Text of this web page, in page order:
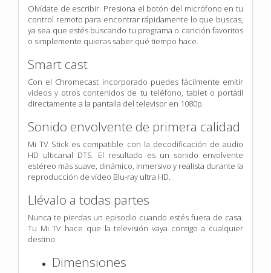
Olvídate de escribir. Presiona el botón del micrófono en tu
control remoto para encontrar rápidamente lo que buscas,
ya sea que estés buscando tu programa o canción favoritos
o simplemente quieras saber qué tiempo hace.
Smart cast
Con el Chromecast incorporado puedes fácilmente emitir
videos y otros contenidos de tu teléfono, tablet o portátil
directamente a la pantalla del televisor en 1080p.
Sonido envolvente de primera calidad
Mi TV Stick es compatible con la decodificación de audio
HD ulticanal DTS. El resultado es un sonido envolvente
estéreo más suave, dinámico, inmersivo y realista durante la
reproducción de vídeo Blu-ray ultra HD.
Llévalo a todas partes
Nunca te pierdas un episodio cuando estés fuera de casa.
Tu Mi TV hace que la televisión vaya contigo a cualquier
destino.
Dimensiones